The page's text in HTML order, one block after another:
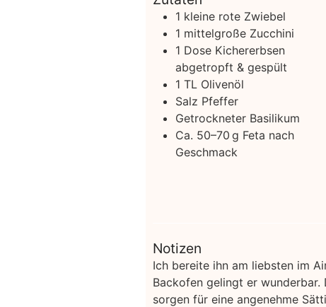
1 kleine rote Zwiebel
1 mittelgroße Zucchini
1 Dose Kichererbsen
abgetropft & gespült
1 TL Olivenöl
Salz Pfeffer
Getrockneter Basilikum
Ca. 50–70 g Feta nach
Geschmack
Notizen
Ich bereite ihn am liebsten im
Backofen gelingt er
sorgen für eine angenehme